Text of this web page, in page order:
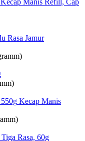
Rasa Jamur
Kecap Manis